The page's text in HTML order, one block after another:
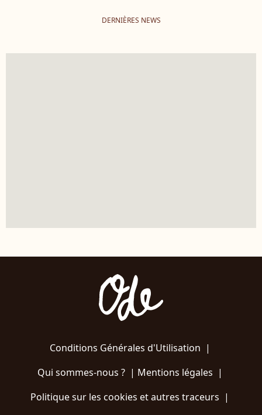
DERNIÈRES NEWS
Conditions Générales d'Utilisation |
Qui sommes-nous ?| Mentions légales |
Politique sur les cookies et autres traceurs |